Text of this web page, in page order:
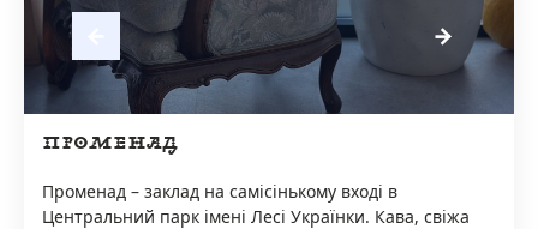
ПРОМЕНАД
Променад – заклад на самісінькому вході в
Центральний парк імені Лесі Українки. Кава, свіжа